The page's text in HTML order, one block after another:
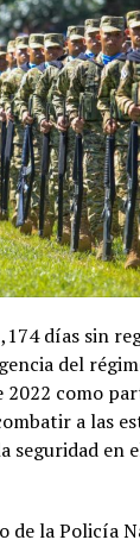
días sin
del
2022 como
a las
seguridad en
de la Policía